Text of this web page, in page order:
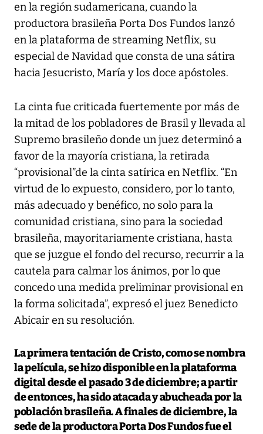
en la región sudamericana, cuando la
productora brasileña Porta Dos Fundos lanzó
en la plataforma de streaming Netflix, su
especial de Navidad que consta de una sátira
hacia Jesucristo, María y los doce apóstoles.
La cinta fue criticada fuertemente por más de
la mitad de los pobladores de Brasil y llevada al
Supremo brasileño donde un juez determinó a
favor de la mayoría cristiana, la retirada
“provisional”de la cinta satírica en Netflix. “En
virtud de lo expuesto, considero, por lo tanto,
más adecuado y benéfico, no solo para la
comunidad cristiana, sino para la sociedad
brasileña, mayoritariamente cristiana, hasta
que se juzgue el fondo del recurso, recurrir a la
cautela para calmar los ánimos, por lo que
concedo una medida preliminar provisional en
la forma solicitada”, expresó el juez Benedicto
Abicair en su resolución.
La primera tentación de Cristo, como se nombra
la película, se hizo disponible en la plataforma
digital desde el pasado 3 de diciembre; a partir
de entonces, ha sido atacada y abucheada por la
población brasileña. A finales de diciembre, la
sede de la productora Porta Dos Fundos fue el